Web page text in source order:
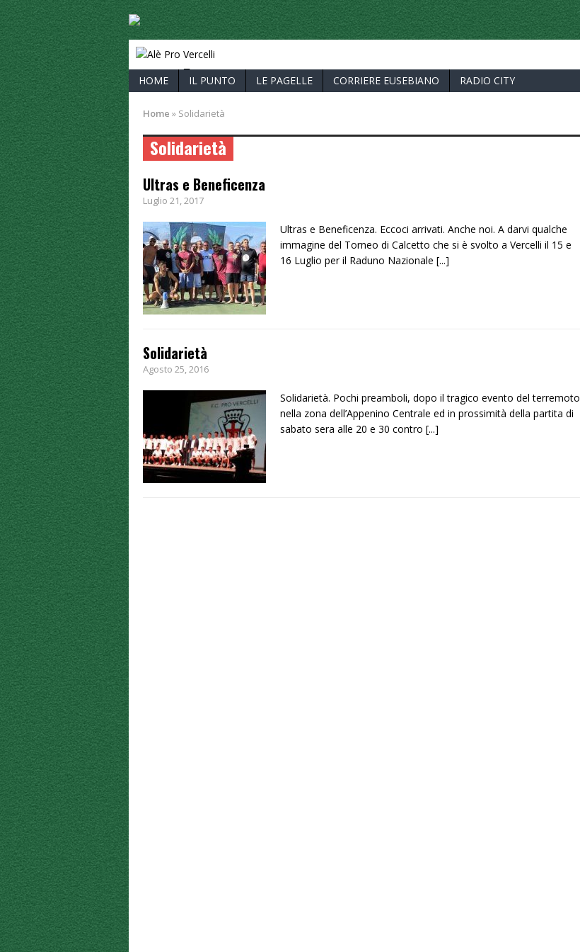
ALÈ PRO VERCELLI
HOME IL PUNTO LE PAGELLE CORRIERE EUSEBIANO RADIO CITY
Home » Solidarietà
Solidarietà
Ultras e Beneficenza
Luglio 21, 2017
Ultras e Beneficenza. Eccoci arrivati. Anche noi. A darvi qualche
immagine del Torneo di Calcetto che si è svolto a Vercelli il 15 e
16 Luglio per il Raduno Nazionale [...]
Solidarietà
Agosto 25, 2016
Solidarietà. Pochi preamboli, dopo il tragico evento del terremoto
nella zona dell’Appenino Centrale ed in prossimità della partita di
sabato sera alle 20 e 30 contro [...]